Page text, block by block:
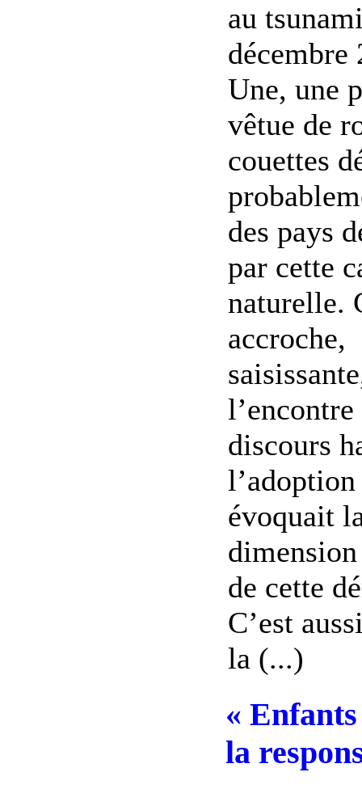
au
décembre
Une, une
vêtue de
couettes
des pays
par cette
naturelle.
accroche,
l’encontre
discours
évoquait
de cette
C’est
la (...)
«
la